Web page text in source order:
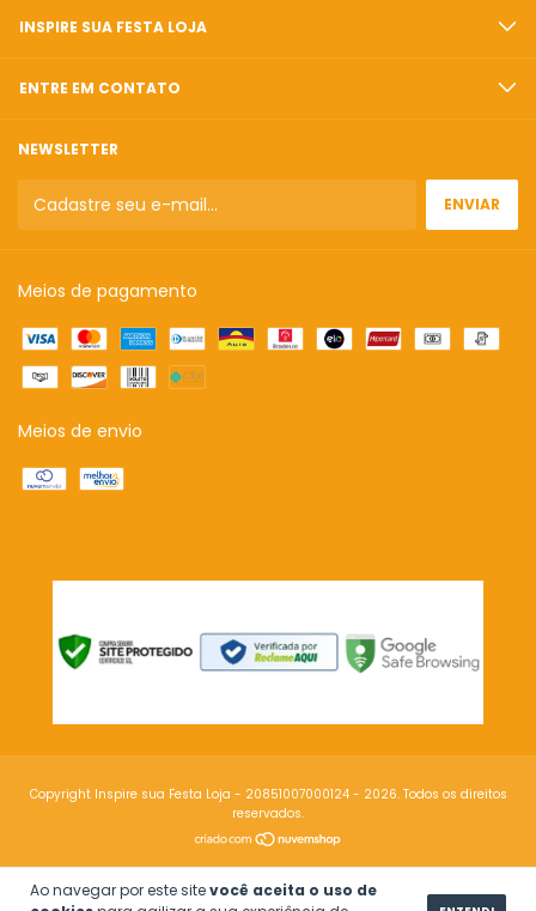
Ao navegar por este sitevocê aceita o uso de
INSPIRE SUA FESTA LOJA
ENTRE EM CONTATO
NEWSLETTER
Meios de pagamento
Meios de envio
Copyright Inspire sua Festa Loja - 20851007000124 - 2026. Todos os direitos
reservados.